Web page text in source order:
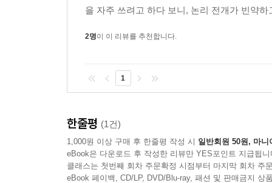
을 자주 쓰려고 하다 보니, 논리 전개가 빈약
2명이 이 리뷰를 추천합니다.
1
한줄평 (1건)
1,000원 이상 구매 후 한줄평 작성 시 일반회원 50원, 마니
eBook은 다운로드 후 작성한 리뷰만 YES포인트 지급됩니
클래스는 첫번째 회차 주문확정 시점부터 마지막 회차 주
eBook 페이백, CD/LP, DVD/Blu-ray, 패션 및 판매금지 상